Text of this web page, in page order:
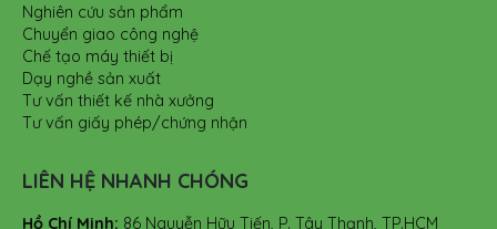
Nghiên cứu sản phẩm
Chuyển giao công nghệ
Chế tạo máy thiết bị
Dạy nghề sản xuất
Tư vấn thiết kế nhà xưởng
Tư vấn giấy phép/chứng nhận
LIÊN HỆ NHANH CHÓNG
Hồ Chí Minh: 86 Nguyễn Hữu Tiến, P. Tây Thạnh, TP.HCM